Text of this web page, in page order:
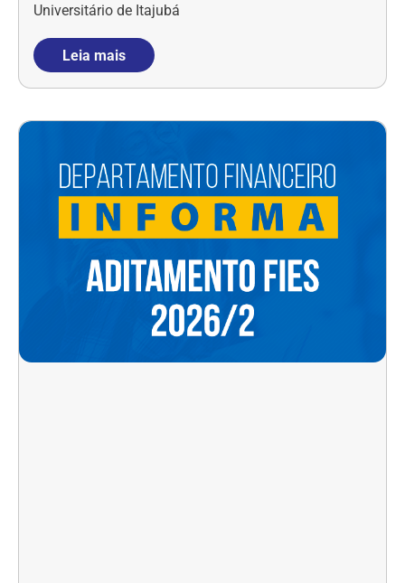
Universitário de Itajubá
Leia mais